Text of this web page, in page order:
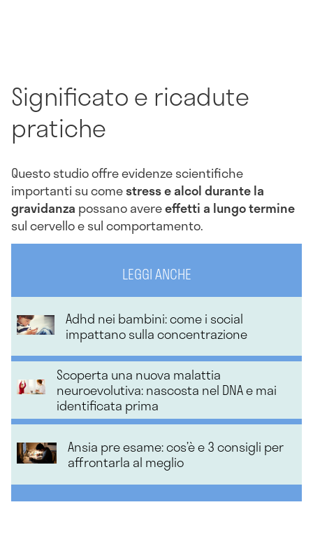
Significato e ricadute
pratiche
Questo studio offre evidenze scientifiche
importanti su comestress e alcol durante la
gravidanza possano avereeffetti a lungo termine
sul cervello e sul comportamento.
LEGGI ANCHE
Adhd nei bambini: come i social
impattano sulla concentrazione
Scoperta una nuova malattia
neuroevolutiva: nascosta nel DNA e mai
identificata prima
Ansia pre esame: cos’è e 3 consigli per
affrontarla al meglio